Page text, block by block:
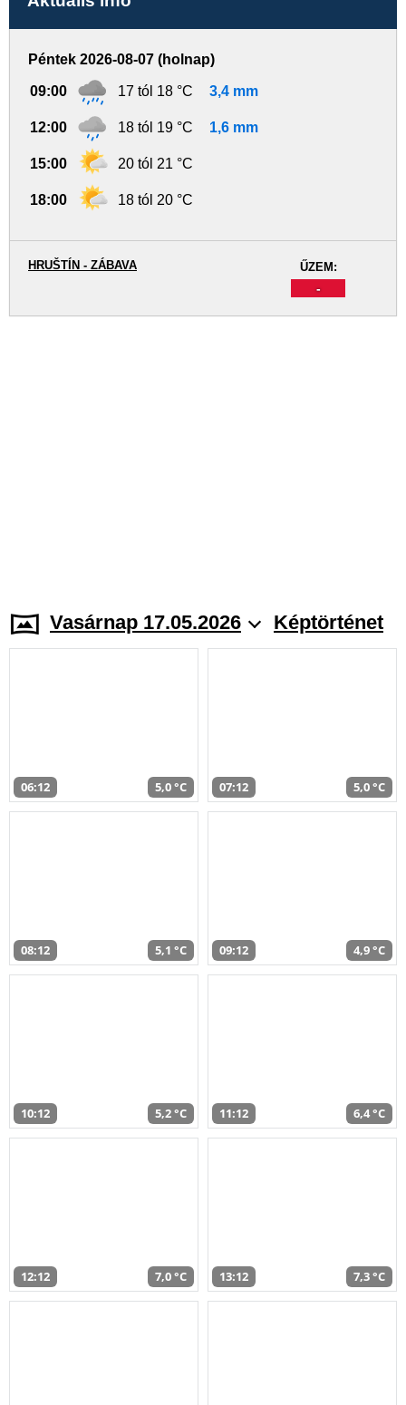
Péntek 2026-08-07 (holnap)
09:00 17 tól 18 °C 3,4 mm
12:00 18 tól 19 °C 1,6 mm
15:00 20 tól 21 °C
18:00 18 tól 20 °C
ŰZEM:
-
HRUŠTÍN - ZÁBAVA
Vasárnap 17.05.2026 Képtörténet
06:12 5,0 °C 07:12 5,0 °C
08:12 5,1 °C 09:12 4,9 °C
10:12 5,2 °C 11:12 6,4 °C
12:12 7,0 °C 13:12 7,3 °C